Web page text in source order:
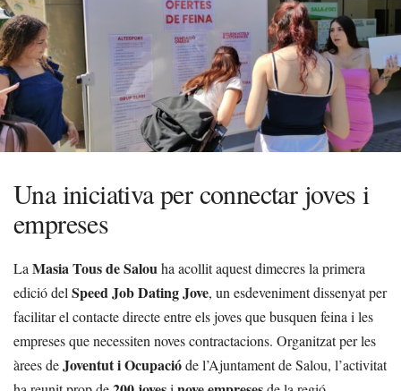
Una iniciativa per connectar joves i
empreses
La Masia Tous de Salouha acollit aquest dimecres la primera
edició del Speed Job Dating Jove, un esdeveniment dissenyat per
facilitar el contacte directe entre els joves que busquen feina i les
empreses que necessiten noves contractacions. Organitzat per les
àrees deJoventut i Ocupacióde l’Ajuntament de Salou, l’activitat